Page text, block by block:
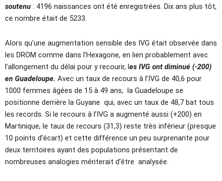
soutenu : 4196 naissances ont été enregistrées. Dix ans plus tôt,
ce nombre était de 5233.
Alors qu’une augmentation sensible des IVG était observée dans
les DROM comme dans l’Hexagone, en lien probablement avec
l’allongement du délai pour y recourir, les IVG ont diminué (-200)
en Guadeloupe. Avec un taux de recours à l’IVG de 40,6 pour
1000 femmes âgées de 15 à 49 ans, la Guadeloupe se
positionne derrière la Guyane qui, avec un taux de 48,7 bat tous
les records. Si le recours à l’IVG a augmenté aussi (+200) en
Martinique, le taux de recours (31,3) reste très inférieur (presque
10 points d’écart) et cette différence un peu surprenante pour
deux territoires ayant des populations présentant de
nombreuses analogies mériterait d’être analysée.